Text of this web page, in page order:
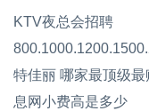
KTV夜总会招聘
特佳丽 哪家最顶级
息网小费高是多少